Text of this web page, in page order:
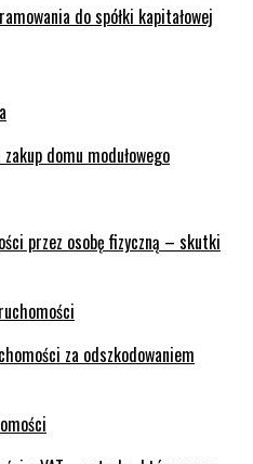
do spółki kapitałowej
domu modułowego
przez osobę fizyczną – skutki
za odszkodowaniem